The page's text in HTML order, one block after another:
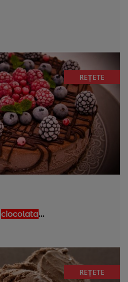
REȚETE
ciocolata...
REȚETE